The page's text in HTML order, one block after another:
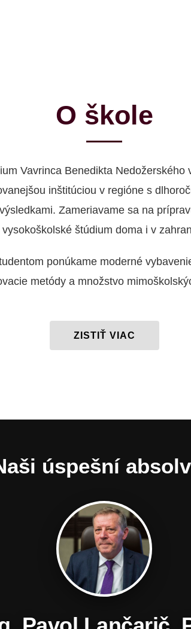
O škole
Vavrinca Benedikta Nedožerského
inštitúciou v regióne s
Zameriavame sa na
vysokoškolské štúdium doma i v
ponúkame moderné
metódy a množstvo
ZISTIŤ VIAC
úspešní